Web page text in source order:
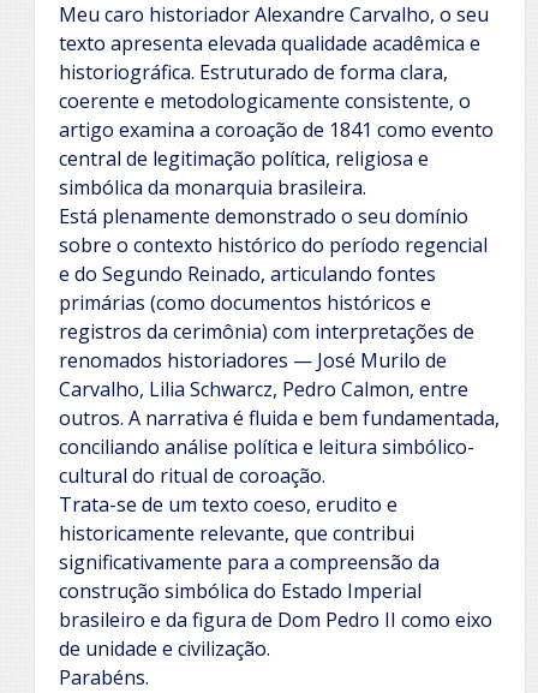
Meu caro historiador Alexandre Carvalho, o seu
texto apresenta elevada qualidade acadêmica e
historiográfica. Estruturado de forma clara,
coerente e metodologicamente consistente, o
artigo examina a coroação de 1841 como evento
central de legitimação política, religiosa e
simbólica da monarquia brasileira.
Está plenamente demonstrado o seu domínio
sobre o contexto histórico do período regencial
e do Segundo Reinado, articulando fontes
primárias (como documentos históricos e
registros da cerimônia) com interpretações de
renomados historiadores — José Murilo de
Carvalho, Lilia Schwarcz, Pedro Calmon, entre
outros. A narrativa é fluida e bem fundamentada,
conciliando análise política e leitura simbólico-
cultural do ritual de coroação.
Trata-se de um texto coeso, erudito e
historicamente relevante, que contribui
significativamente para a compreensão da
construção simbólica do Estado Imperial
brasileiro e da figura de Dom Pedro II como eixo
de unidade e civilização.
Parabéns.